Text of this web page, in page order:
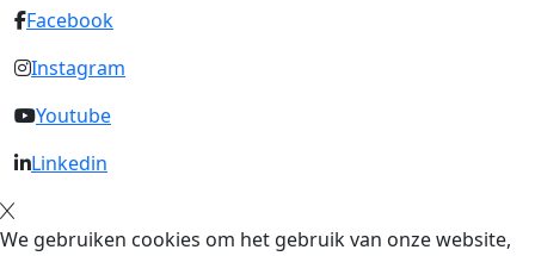
Facebook
Instagram
Youtube
Linkedin
We gebruiken cookies om het gebruik van onze website,